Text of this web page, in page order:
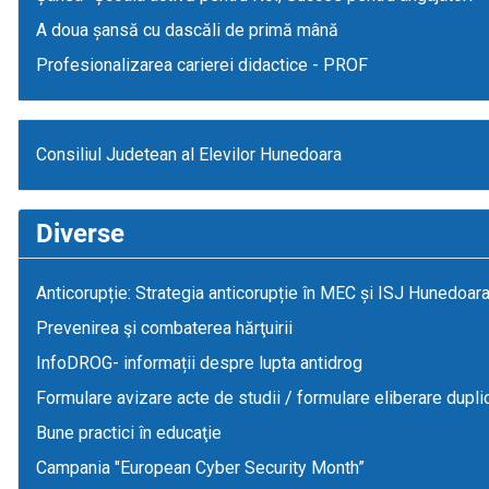
A doua șansă cu dascăli de primă mână
Profesionalizarea carierei didactice - PROF
Consiliul Judetean al Elevilor Hunedoara
Diverse
Anticorupție: Strategia anticorupție în MEC și ISJ Hunedoara
Prevenirea şi combaterea hărţuirii
InfoDROG- informații despre lupta antidrog
Formulare avizare acte de studii / formulare eliberare
Bune practici în educaţie
Campania "European Cyber Security Month”